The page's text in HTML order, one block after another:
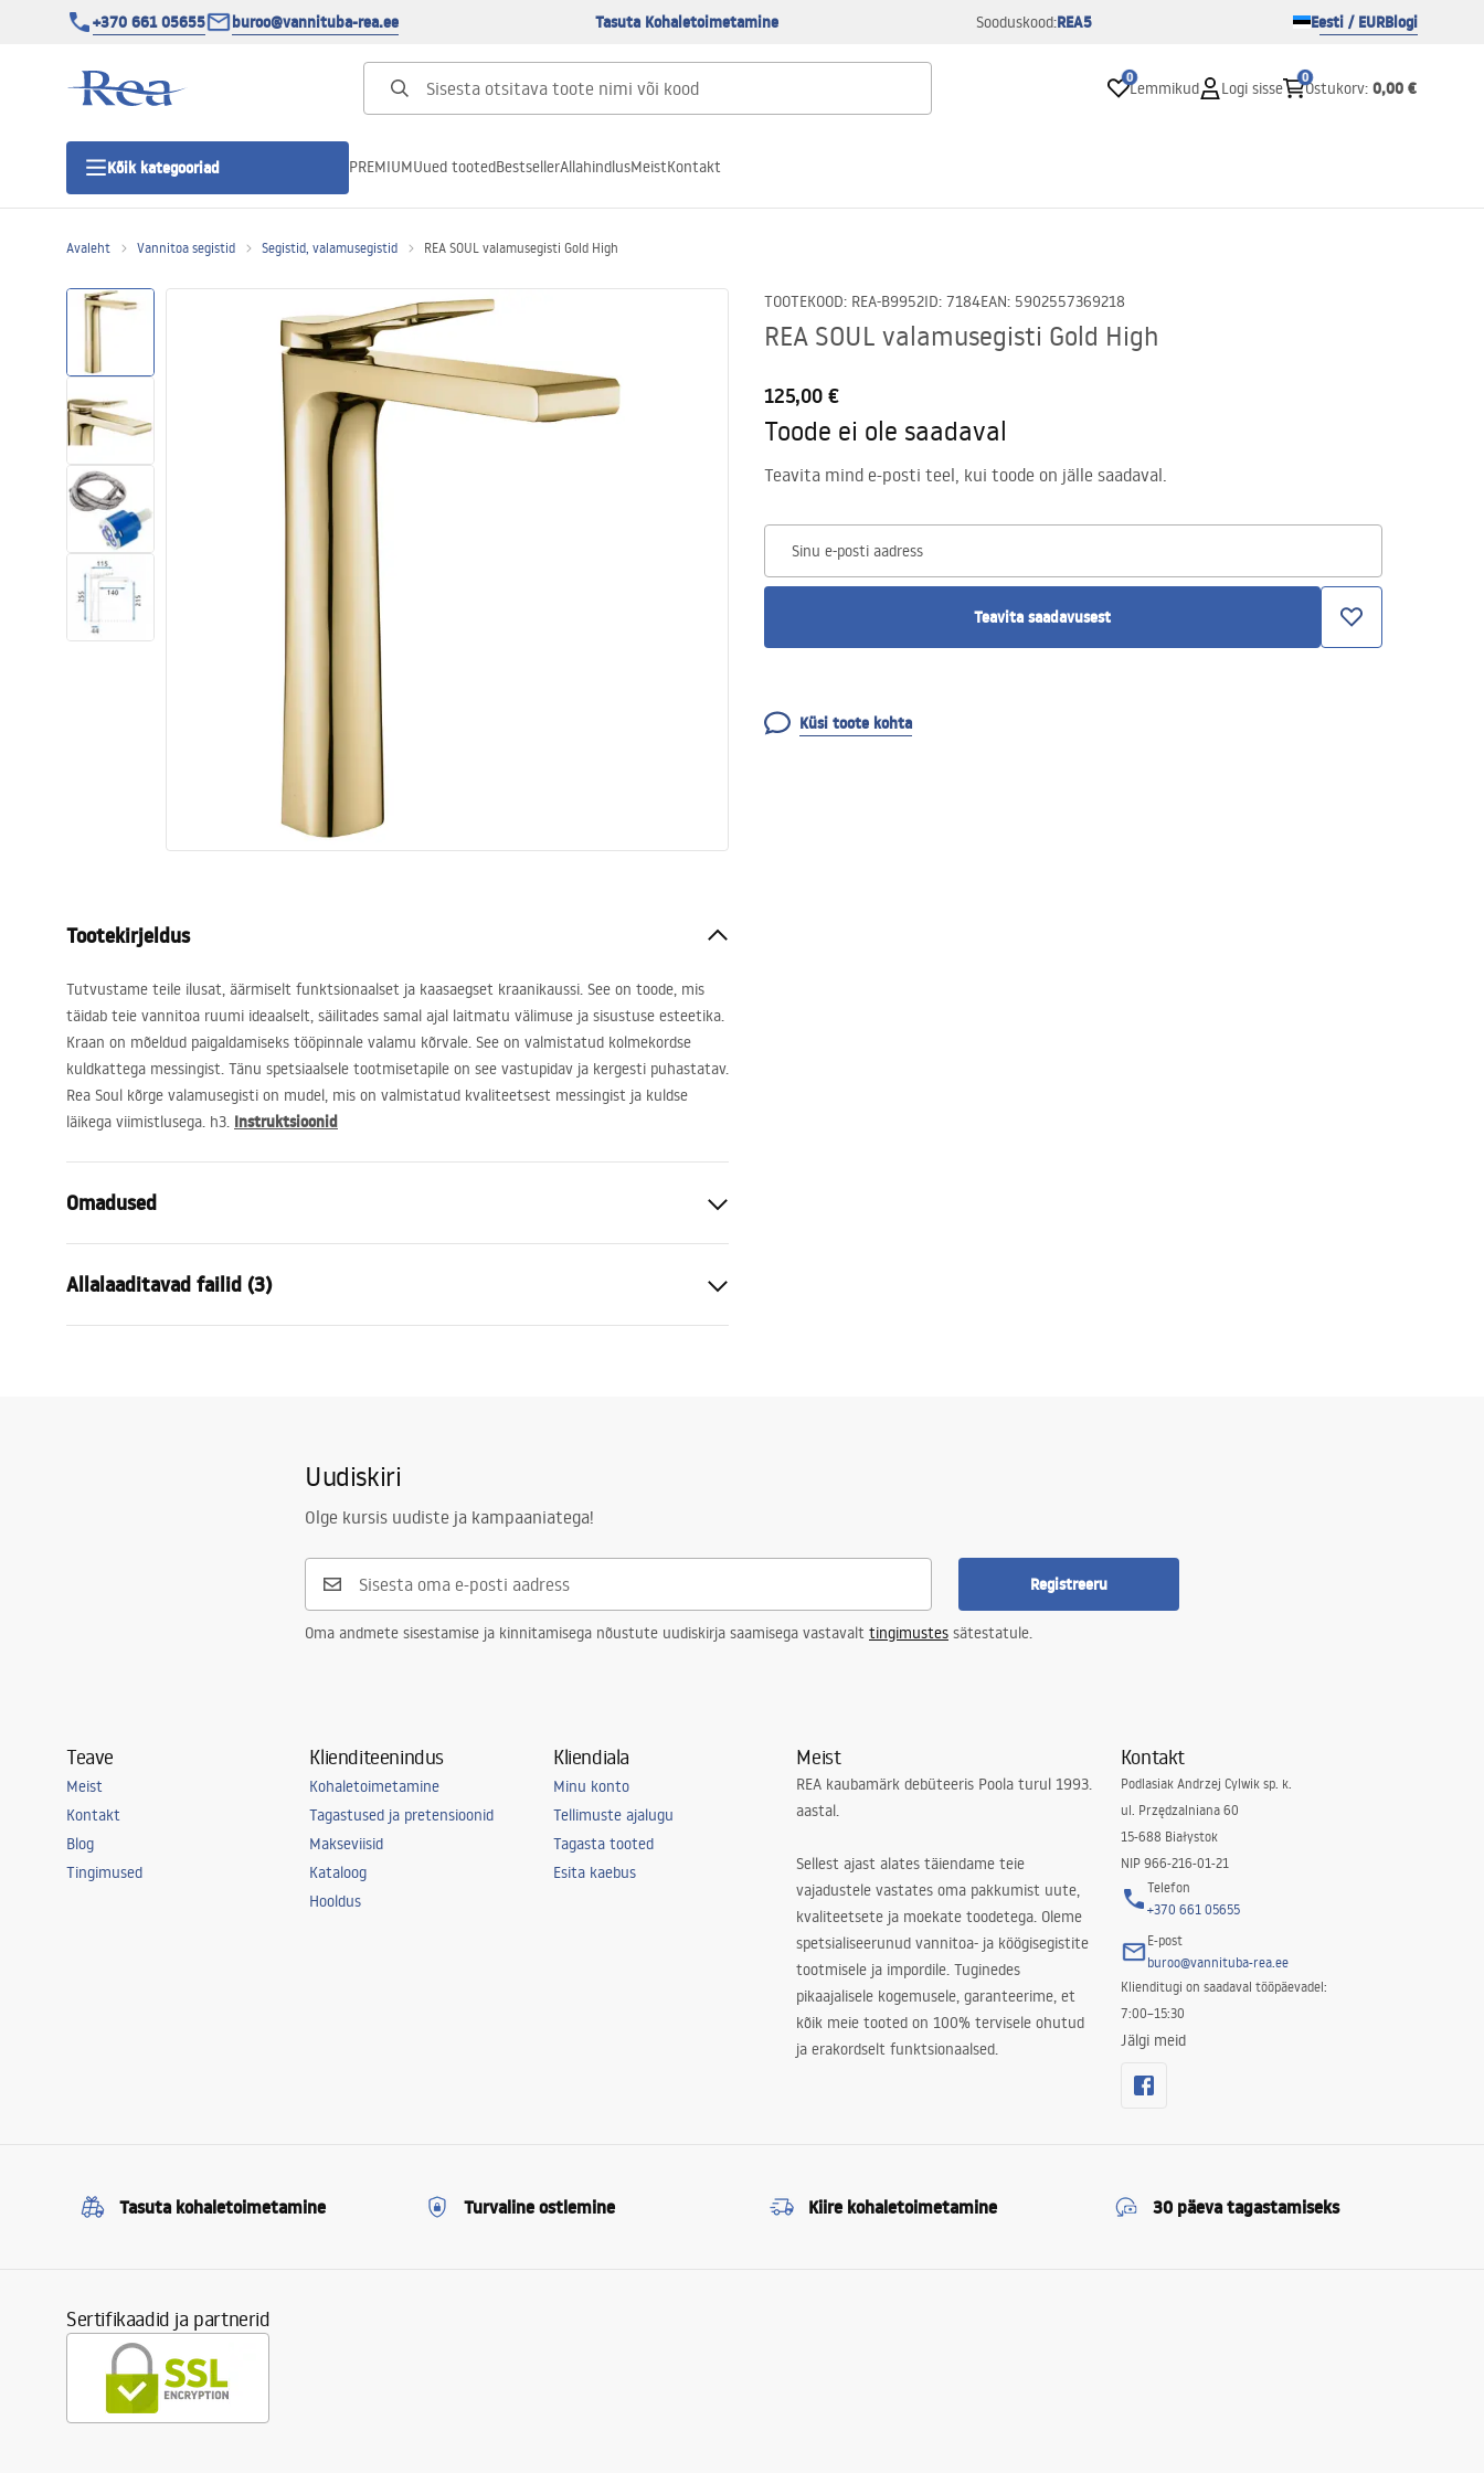
+370 661 05655 buroo@vannituba-rea.ee Tasuta Kohaletoimetamine Sooduskood:REA5 Eesti / EURBlogi
0
Lemmikud Logi sisse
0
Ostukorv: 0,00 €
Kõik kategooriad
Lineaarne duši äravool
Tualettruumid
Vajub ära
Vannid ja ekraanid
PREMIUMUued tootedBestsellerAllahindlusMeistKontakt
Avaleht Vannitoa segistid Segistid, valamusegistid REA SOUL valamusegisti Gold High
TOOTEKOOD: REA-B9952ID: 7184EAN: 5902557369218
REA SOUL valamusegisti Gold High
125,00 €
Toode ei ole saadaval
Teavita mind e-posti teel, kui toode on jälle saadaval.
Sinu e-posti aadress
Teavita saadavusest
Küsi toote kohta
Tootekirjeldus
Tutvustame teile ilusat, äärmiselt funktsionaalset ja kaasaegset kraanikaussi. See on toode, mis
täidab teie vannitoa ruumi ideaalselt, säilitades samal ajal laitmatu välimuse ja sisustuse esteetika.
Kraan on mõeldud paigaldamiseks tööpinnale valamu kõrvale. See on valmistatud kolmekordse
kuldkattega messingist. Tänu spetsiaalsele tootmisetapile on see vastupidav ja kergesti puhastatav.
Rea Soul kõrge valamusegisti on mudel, mis on valmistatud kvaliteetsest messingist ja kuldse
läikega viimistlusega. h3. Instruktsioonid
Omadused
Paigaldusviis
Värv
Kuld
PVD
5 aastat
Allalaaditavad failid (3)
Safety_Information_Faucets.pdf
Uudiskiri
Olge kursis uudiste ja kampaaniatega!
Registreeru
Oma andmete sisestamise ja kinnitamisega nõustute uudiskirja saamisega vastavalt tingimustes sätestatule.
Teave
Meist
Kontakt
Blog
Tingimused
Klienditeenindus
Kohaletoimetamine
Tagastused ja pretensioonid
Makseviisid
Kataloog
Hooldus
Kliendiala
Minu konto
Tellimuste ajalugu
Tagasta tooted
Esita kaebus
Meist
REA kaubamärk debüteeris Poola turul 1993.
aastal.
Sellest ajast alates täiendame teie
vajadustele vastates oma pakkumist uute,
kvaliteetsete ja moekate toodetega. Oleme
spetsialiseerunud vannitoa- ja köögisegistite
tootmisele ja impordile. Tuginedes
pikaajalisele kogemusele, garanteerime, et
kõik meie tooted on 100% tervisele ohutud
ja erakordselt funktsionaalsed.
Kontakt
Podlasiak Andrzej Cylwik sp. k.
ul. Przędzalniana 60
15-688 Białystok
NIP 966-216-01-21
Telefon
+370 661 05655
E-post
buroo@vannituba-rea.ee
Klienditugi on saadaval tööpäevadel:
7:00–15:30
Jälgi meid
Tasuta kohaletoimetamine Turvaline ostlemine Kiire kohaletoimetamine 30 päeva tagastamiseks
Sertifikaadid ja partnerid